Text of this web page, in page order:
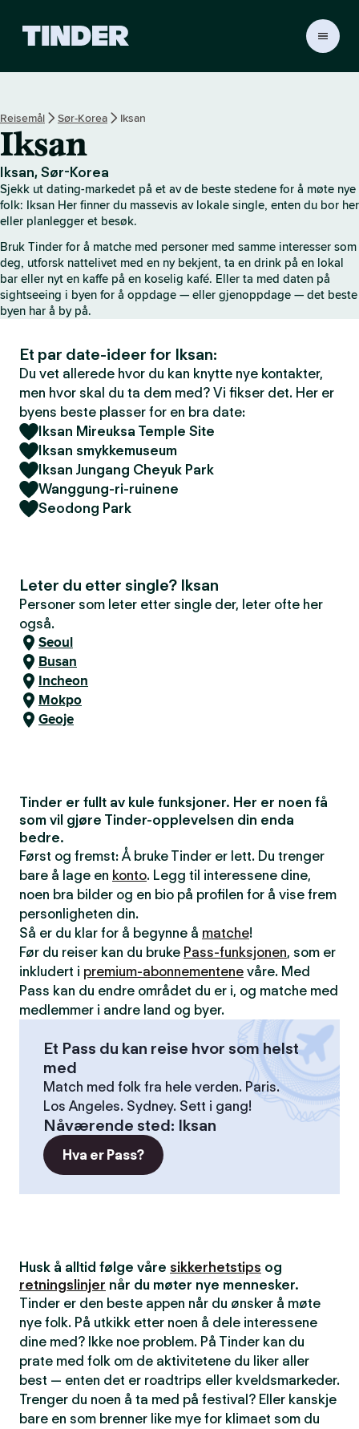
r
e
m
m
s
i
d
e
Reisemål Sør-Korea Iksan
Iksan
Iksan, Sør-Korea
Sjekk ut dating-markedet på et av de beste stedene for å møte nye
folk: Iksan Her finner du massevis av lokale single, enten du bor her
eller planlegger et besøk.
Bruk Tinder for å matche med personer med samme interesser som
deg, utforsk nattelivet med en ny bekjent, ta en drink på en lokal
bar eller nyt en kaffe på en koselig kafé. Eller ta med daten på
sightseeing i byen for å oppdage — eller gjenoppdage — det beste
byen har å by på.
Et par date-ideer for Iksan:
Du vet allerede hvor du kan knytte nye kontakter,
men hvor skal du ta dem med? Vi fikser det. Her er
byens beste plasser for en bra date:
Iksan Mireuksa Temple Site
Iksan smykkemuseum
Iksan Jungang Cheyuk Park
Wanggung-ri-ruinene
Seodong Park
Leter du etter single? Iksan
Personer som leter etter single der, leter ofte her
også.
Seoul
Busan
Incheon
Mokpo
Geoje
Tinder er fullt av kule funksjoner. Her er noen få
som vil gjøre Tinder-opplevelsen din enda
bedre.
Først og fremst: Å bruke Tinder er lett. Du trenger
bare å lage en konto. Legg til interessene dine,
noen bra bilder og en bio på profilen for å vise frem
personligheten din.
Så er du klar for å begynne å matche!
Før du reiser kan du bruke Pass-funksjonen, som er
inkludert i premium-abonnementene våre. Med
Pass kan du endre området du er i, og matche med
medlemmer i andre land og byer.
Et Pass du kan reise hvor som helst
med
Match med folk fra hele verden. Paris.
Los Angeles. Sydney. Sett i gang!
Nåværende sted: Iksan
Hva er Pass?
Husk å alltid følge våre sikkerhetstips og
retningslinjer når du møter nye mennesker.
Tinder er den beste appen når du ønsker å møte
nye folk. På utkikk etter noen å dele interessene
dine med? Ikke noe problem. På Tinder kan du
prate med folk om de aktivitetene du liker aller
best — enten det er roadtrips eller kveldsmarkeder.
Trenger du noen å ta med på festival? Eller kanskje
bare en som brenner like mye for klimaet som du